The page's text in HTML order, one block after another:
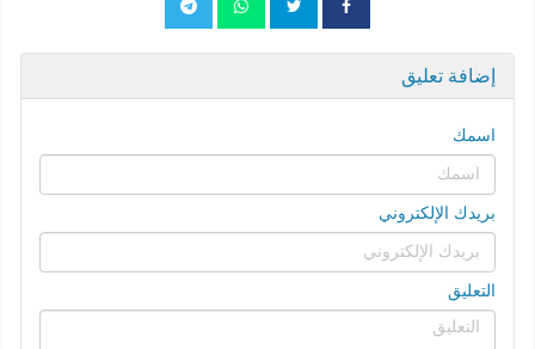
إضافة تعليق
اسمك
بريدك الإلكتروني
التعليق